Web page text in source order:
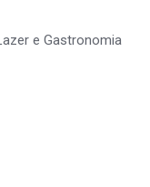
e Gastronomia